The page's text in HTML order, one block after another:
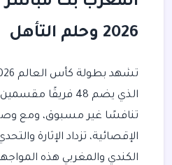
2026 وحلم التأهل
تنافسًا غير مسبوق، ومع
الإقصائية، تزداد الإثارة
الكندي والمغربي هذه